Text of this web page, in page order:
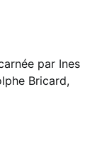
par Ines
Bricard,